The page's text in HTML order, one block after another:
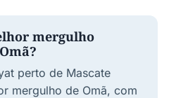
mergulho
perto de Mascate
mergulho de Omã, com